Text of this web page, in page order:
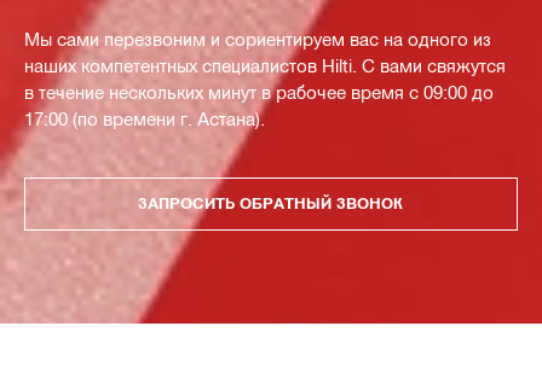
Мы сами перезвоним и сориентируем вас на одного из
наших компетентных специалистов Hilti. С вами свяжутся
в течение нескольких минут в рабочее время с 09:00 до
17:00 (по времени г. Астана).
ЗАПРОСИТЬ ОБРАТНЫЙ ЗВОНОК